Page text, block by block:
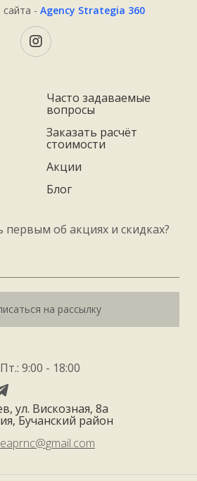
- Agency Strategia 360
Часто задаваемые
вопросы
Заказать расчёт
стоимости
Акции
Блог
первым об акциях и скидках?
на рассылку
9:00 - 18:00
ул. Вискозная, 8а
Бучанский район